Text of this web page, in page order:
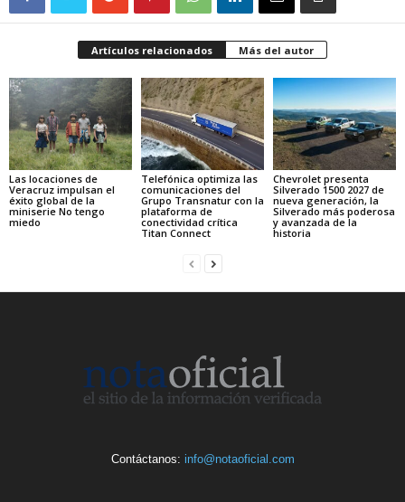
Artículos relacionados Más del autor
Las locaciones de
Veracruz impulsan el
éxito global de la
miniserie No tengo
miedo
Telefónica optimiza las
comunicaciones del
Grupo Transnatur con la
plataforma de
conectividad crítica
Titan Connect
Chevrolet presenta
Silverado 1500 2027 de
nueva generación, la
Silverado más poderosa
y avanzada de la
historia
Contáctanos: info@notaoficial.com